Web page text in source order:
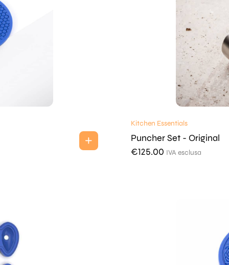
Kitchen Essentials
Puncher Set - Original
€125.00 IVA esclusa